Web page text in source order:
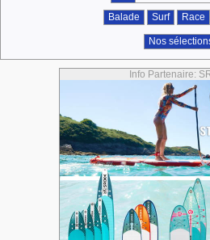
Balade Surf Race
Nos
Info Partenaire: